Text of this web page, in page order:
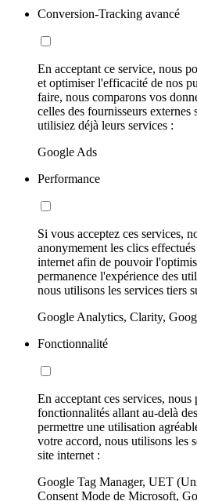
Conversion-Tracking avancé
En acceptant ce service, nous
et optimiser l'efficacité de nos
faire, nous comparons vos
celles des fournisseurs
utilisiez déjà leurs services :
Google Ads
Performance
Si vous acceptez ces services,
anonymement les clics
internet afin de pouvoir
permanence l'expérience des
nous utilisons les services tiers
Google Analytics, Clarity,
Fonctionnalité
En acceptant ces services,
fonctionnalités allant au-delà
permettre une utilisation
votre accord, nous utilisons les
site internet :
Google Tag Manager, UET
Consent Mode de Microsoft,